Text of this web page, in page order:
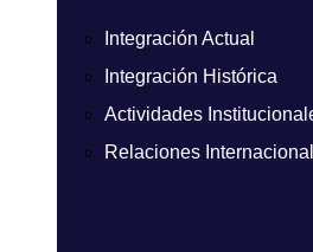
Integración Actual
Integración Histórica
Actividades
Relaciones